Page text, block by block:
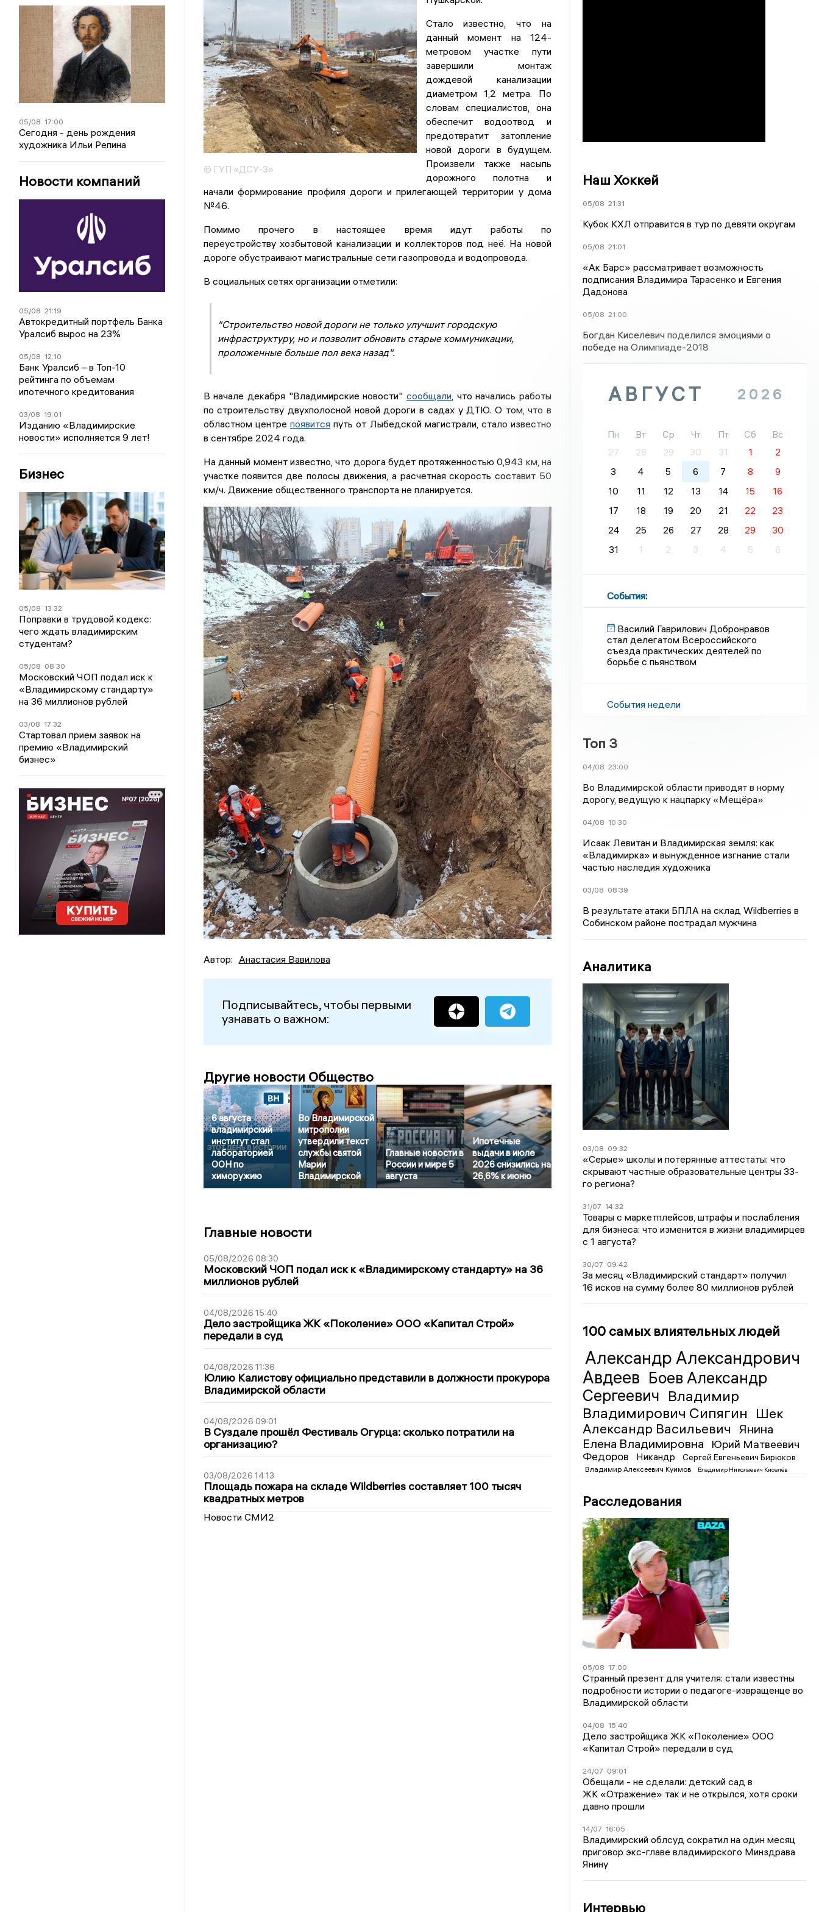
05/08 17:00
Сегодня - день рождения
художника Ильи Репина
Новости компаний
05/08 21:19
Автокредитный портфель Банка
Уралсиб вырос на 23%
05/08 12:10
Банк Уралсиб – в Топ-10
рейтинга по объемам
ипотечного кредитования
03/08 19:01
Изданию «Владимирские
новости» исполняется 9 лет!
Бизнес
05/08 13:32
Поправки в трудовой кодекс:
чего ждать владимирским
студентам?
05/08 08:30
Московский ЧОП подал иск к
«Владимирскому стандарту»
на 36 миллионов рублей
03/08 17:32
Стартовал прием заявок на
премию «Владимирский
бизнес»
© ГУП «ДСУ-3»
Стало известно, что на
данный момент на 124-
метровом участке пути
завершили монтаж
дождевой канализации
диаметром 1,2 метра. По
словам специалистов, она
обеспечит водоотвод и
предотвратит затопление
новой дороги в будущем.
Произвели также насыпь
дорожного полотна и
начали формирование профиля дороги и прилегающей территории у дома
№46.
Помимо прочего в настоящее время идут работы по
переустройству хозбытовой канализации и коллекторов под неё. На новой
дороге обустраивают магистральные сети газопровода и водопровода.
В социальных сетях организации отметили:
"Строительство новой дороги не только улучшит городскую
инфраструктуру, но и позволит обновить старые коммуникации,
проложенные больше пол века назад".
В начале декабря "Владимирские новости"сообщали, что начались работы
по строительству двухполосной новой дороги в садах у ДТЮ. О том, что в
областном центре появится путь от Лыбедской магистрали, стало известно
в сентябре 2024 года.
На данный момент известно, что дорога будет протяженностью 0,943 км, на
участке появится две полосы движения, а расчетная скорость составит 50
км/ч. Движение общественного транспорта не планируется.
Автор: Анастасия Вавилова
Подписывайтесь, чтобы первыми
узнавать о важном:
Другие новости Общество
6 августа
владимирский
институт стал
лабораторией
ООН по
химоружию
Во Владимирской
митрополии
утвердили текст
службы святой
Марии
Владимирской
Главные новости в
России и мире 5
августа
Ипотечные
выдачи в июле
2026 снизились на
26,6% к июню
Главные новости
05/08/2026 08:30
Московский ЧОП подал иск к «Владимирскому стандарту» на 36
миллионов рублей
04/08/2026 15:40
Дело застройщика ЖК «Поколение» ООО «Капитал Строй»
передали в суд
04/08/2026 11:36
Юлию Калистову официально представили в должности прокурора
Владимирской области
04/08/2026 09:01
В Суздале прошёл Фестиваль Огурца: сколько потратили на
организацию?
03/08/2026 14:13
Площадь пожара на складе Wildberries составляет 100 тысяч
квадратных метров
Новости СМИ2
Наш Хоккей
05/08 21:31
Кубок КХЛ отправится в тур по девяти округам
05/08 21:01
«Ак Барс» рассматривает возможность
подписания Владимира Тарасенко и Евгения
Дадонова
05/08 21:00
Богдан Киселевич поделился эмоциями о
победе на Олимпиаде-2018
АВГУСТ 2026
Пн Вт Ср Чт Пт Сб
Вс
27
28 29 30 31 1
2
3
4 5 6 7 8
9
10
11 12 13 14 15
16
17
18 19 20 21 22
23
24
25 26 27 28 29
30
31
1 2 3 4 5 6
События:
Василий Гаврилович Добронравов
стал делегатом Всероссийского
съезда практических деятелей по
борьбе с пьянством
События недели
Топ 3
04/08 23:00
Во Владимирской области приводят в норму
дорогу, ведущую к нацпарку «Мещёра»
04/08 10:30
Исаак Левитан и Владимирская земля: как
«Владимирка» и вынужденное изгнание стали
частью наследия художника
03/08 08:39
В результате атаки БПЛА на склад Wildberries в
Собинском районе пострадал мужчина
Аналитика
03/08 09:32
«Серые» школы и потерянные аттестаты: что
скрывают частные образовательные центры 33-
го региона?
31/07 14:32
Товары с маркетплейсов, штрафы и послабления
для бизнеса: что изменится в жизни владимирцев
с 1 августа?
30/07 09:42
За месяц «Владимирский стандарт» получил
16 исков на сумму более 80 миллионов рублей
100 самых влиятельных людей
Александр Александрович
Авдеев Боев Александр
Сергеевич Владимир
Владимирович Сипягин Шек
Александр Васильевич
Янина
Елена Владимировна
Юрий Матвеевич
Федоров
Никандр Сергей Евгеньевич Бирюков
Владимир Алексеевич Куимов Владимир Николаевич Киселёв
Расследования
05/08 17:00
Странный презент для учителя: стали известны
подробности истории о педагоге-извращенце во
Владимирской области
04/08 15:40
Дело застройщика ЖК «Поколение» ООО
«Капитал Строй» передали в суд
24/07 09:01
Обещали - не сделали: детский сад в
ЖК «Отражение» так и не открылся, хотя сроки
давно прошли
14/07 16:05
Владимирский облсуд сократил на один месяц
приговор экс-главе владимирского Минздрава
Янину
Интервью